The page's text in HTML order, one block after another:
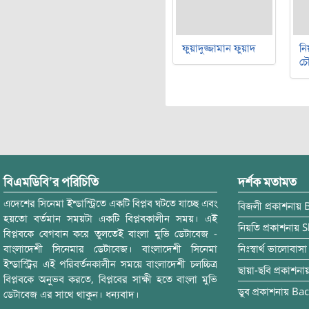
ফুয়াদুজ্জামান ফুয়াদ
বিএমডিবি’র পরিচিতি
এদেশের সিনেমা ইন্ডাস্ট্রিতে একটি বিপ্লব ঘটতে যাচ্ছে এবং
হয়তো বর্তমান সময়টা একটি বিপ্লবকালীন সময়। এই
বিপ্লবকে বেগবান করে তুলতেই বাংলা মুভি ডেটাবেজ -
বাংলাদেশী সিনেমার ডেটাবেজ। বাংলাদেশী সিনেমা
ইন্ডাস্ট্রির এই পরিবর্তনকালীন সময়ে বাংলাদেশী চলচ্চিত্র
বিপ্লবকে অনুভব করতে, বিপ্লবের সাক্ষী হতে বাংলা মুভি
ডেটাবেজ এর সাথে থাকুন। ধন্যবাদ।
দর্শক মতামত
বিজলী প্রকাশনায়
নিয়তি প্রকাশনায়
নিঃস্বার্থ ভালোবাসা
ছায়া-ছবি
ডুব প্রকাশনায়